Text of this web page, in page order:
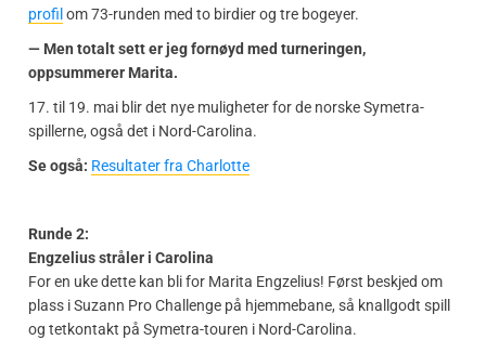
profil om 73-runden med to birdier og tre bogeyer.
— Men totalt sett er jeg fornøyd med turneringen,
oppsummerer Marita.
17. til 19. mai blir det nye muligheter for de norske Symetra-
spillerne, også det i Nord-Carolina.
Se også: Resultater fra Charlotte
Runde 2:
Engzelius stråler i Carolina
For en uke dette kan bli for Marita Engzelius! Først beskjed om
plass i Suzann Pro Challenge på hjemmebane, så knallgodt spill
og tetkontakt på Symetra-touren i Nord-Carolina.